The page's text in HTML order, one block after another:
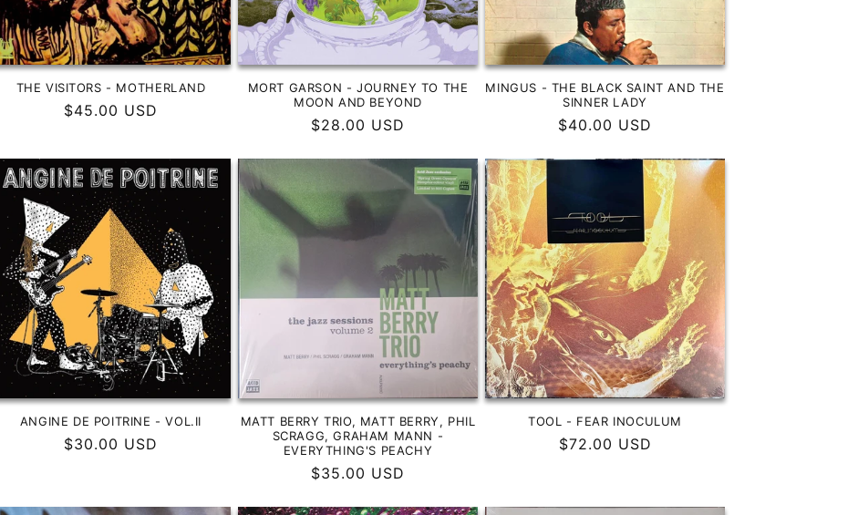
THE VISITORS - MOTHERLAND
Precio
$45.00 USD
MORT GARSON - JOURNEY TO THE
MOON AND BEYOND
Precio
$28.00 USD
MINGUS - THE BLACK SAINT AND THE
SINNER LADY
Precio
$40.00 USD
ANGINE DE POITRINE - VOL.II
Precio
$30.00 USD
MATT BERRY TRIO, MATT BERRY, PHIL
SCRAGG, GRAHAM MANN -
EVERYTHING'S PEACHY
Precio
$35.00 USD
TOOL - FEAR INOCULUM
Precio
$72.00 USD